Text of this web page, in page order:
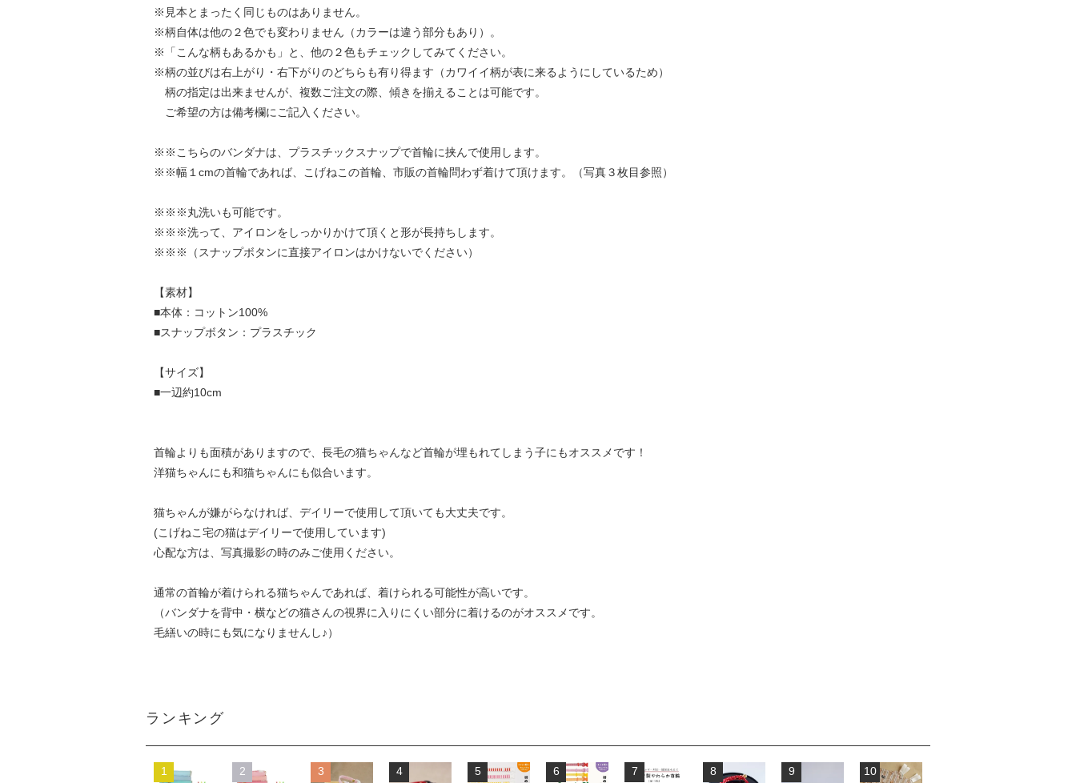
※見本とまったく同じものはありません。
※柄自体は他の２色でも変わりません（カラーは違う部分もあり）。
※「こんな柄もあるかも」と、他の２色もチェックしてみてください。
※柄の並びは右上がり・右下がりのどちらも有り得ます（カワイイ柄が表に来るようにしているため）
柄の指定は出来ませんが、複数ご注文の際、傾きを揃えることは可能です。
ご希望の方は備考欄にご記入ください。
※※こちらのバンダナは、プラスチックスナップで首輪に挟んで使用します。
※※幅１cmの首輪であれば、こげねこの首輪、市販の首輪問わず着けて頂けます。（写真３枚目参照）
※※※丸洗いも可能です。
※※※洗って、アイロンをしっかりかけて頂くと形が長持ちします。
※※※（スナップボタンに直接アイロンはかけないでください）
【素材】
■本体：コットン100%
■スナップボタン：プラスチック
【サイズ】
■一辺約10cm
首輪よりも面積がありますので、長毛の猫ちゃんなど首輪が埋もれてしまう子にもオススメです！
洋猫ちゃんにも和猫ちゃんにも似合います。
猫ちゃんが嫌がらなければ、デイリーで使用して頂いても大丈夫です。
(こげねこ宅の猫はデイリーで使用しています)
心配な方は、写真撮影の時のみご使用ください。
通常の首輪が着けられる猫ちゃんであれば、着けられる可能性が高いです。
（バンダナを背中・横などの猫さんの視界に入りにくい部分に着けるのがオススメです。
毛繕いの時にも気になりませんし♪）
ランキング
1 2 3 4 5 6 7 8 9 10